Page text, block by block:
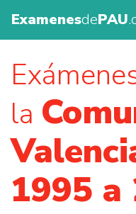
ExamenesdePAU
la
1995 a